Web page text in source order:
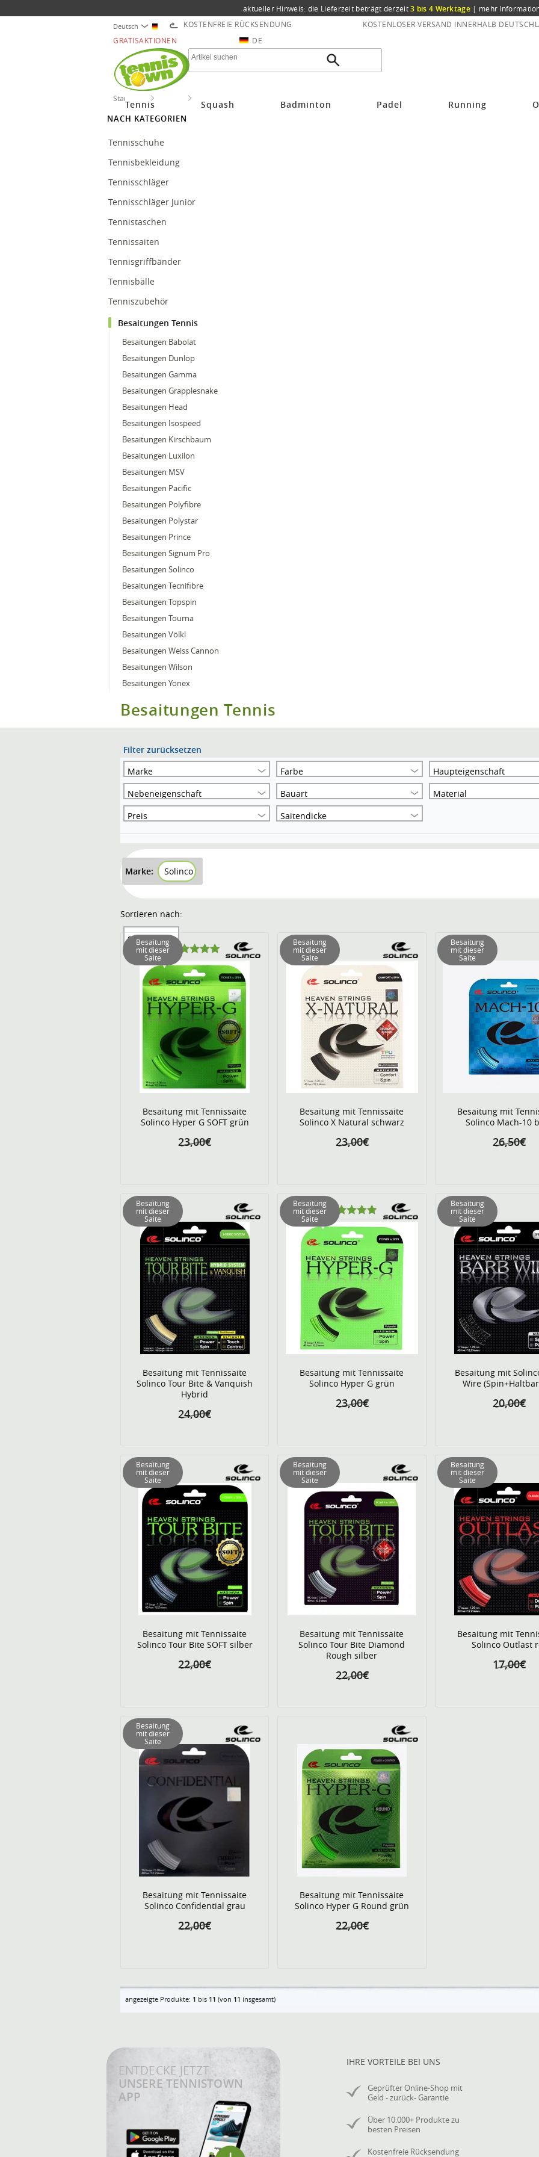
aktueller Hinweis: die Lieferzeit beträgt derzeit3 bis 4 Werktage | mehr
Deutsch KOSTENFREIE RÜCKSENDUNG
KOSTENLOSER VERSAND INNERHALB
GRATISAKTIONEN
DE
Tennis Squash Badminton Padel Running
Startseite
NACH KATEGORIEN
Tennisschuhe
Tennisbekleidung
Tennisschläger
Tennisschläger Junior
Tennistaschen
Tennissaiten
Tennisgriffbänder
Tennisbälle
Tenniszubehör
Besaitungen Tennis
Besaitungen Babolat
Besaitungen Dunlop
Besaitungen Gamma
Besaitungen Grapplesnake
Besaitungen Head
Besaitungen Isospeed
Besaitungen Kirschbaum
Besaitungen Luxilon
Besaitungen MSV
Besaitungen Pacific
Besaitungen Polyfibre
Besaitungen Polystar
Besaitungen Prince
Besaitungen Signum Pro
Besaitungen Solinco
Besaitungen Tecnifibre
Besaitungen Topspin
Besaitungen Tourna
Besaitungen Völkl
Besaitungen Weiss Cannon
Besaitungen Wilson
Besaitungen Yonex
Besaitungen Tennis
Filter zurücksetzen
Marke
Farbe
Haupteigenschaft
Nebeneigenschaft
Bauart
Material
Preis
Saitendicke
Marke: Solinco
Sortieren nach:
Sortierung
Besaitung mit Tennissaite
Solinco Hyper G SOFT grün
23,00€
Besaitung
mit dieser
Saite
Besaitung mit Tennissaite
Solinco X Natural schwarz
23,00€
Besaitung
mit dieser
Saite
Besaitung mit
Solinco Mach-10
26,50€
Besaitung
mit dieser
Saite
Besaitung mit Tennissaite
Solinco Tour Bite & Vanquish
Hybrid
24,00€
Besaitung
mit dieser
Saite
Besaitung mit Tennissaite
Solinco Hyper G grün
23,00€
Besaitung
mit dieser
Saite
Besaitung mit
Wire
20,00€
Besaitung
mit dieser
Saite
Besaitung mit Tennissaite
Solinco Tour Bite SOFT silber
22,00€
Besaitung
mit dieser
Saite
Besaitung mit Tennissaite
Solinco Tour Bite Diamond
Rough silber
22,00€
Besaitung
mit dieser
Saite
Besaitung mit
Solinco Outlast
17,00€
Besaitung
mit dieser
Saite
Besaitung mit Tennissaite
Solinco Confidential grau
22,00€
Besaitung
mit dieser
Saite
Besaitung mit Tennissaite
Solinco Hyper G Round grün
22,00€
angezeigte Produkte: 1 bis 11 (von 11 insgesamt)
ENTDECKE JETZT
UNSERE TENNISTOWN
APP
IHRE VORTEILE BEI UNS
Geprüfter Online-Shop mit
Geld - zurück- Garantie
Über 10.000+ Produkte zu
besten Preisen
Kostenfreie Rücksendung